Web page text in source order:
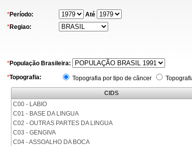
*Período:
Até
*Regiao:
*População Brasileira:
*Topografia: Topografia por tipo de câncer
CIDS
C00 - LABIO
C01 - BASE DA LINGUA
C02 - OUTRAS PARTES DA LINGUA
C03 - GENGIVA
C04 - ASSOALHO DA BOCA